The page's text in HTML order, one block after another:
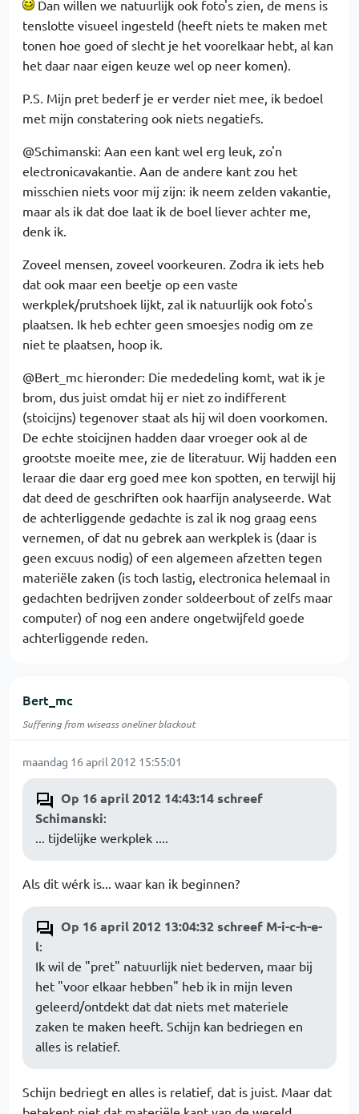
Dan willen we natuurlijk ook foto's zien, de mens is
tenslotte visueel ingesteld (heeft niets te maken met
tonen hoe goed of slecht je het voorelkaar hebt, al kan
het daar naar eigen keuze wel op neer komen).
P.S. Mijn pret bederf je er verder niet mee, ik bedoel
met mijn constatering ook niets negatiefs.
@Schimanski: Aan een kant wel erg leuk, zo'n
electronicavakantie. Aan de andere kant zou het
misschien niets voor mij zijn: ik neem zelden vakantie,
maar als ik dat doe laat ik de boel liever achter me,
denk ik.
Zoveel mensen, zoveel voorkeuren. Zodra ik iets heb
dat ook maar een beetje op een vaste
werkplek/prutshoek lijkt, zal ik natuurlijk ook foto's
plaatsen. Ik heb echter geen smoesjes nodig om ze
niet te plaatsen, hoop ik.
@Bert_mc hieronder: Die mededeling komt, wat ik je
brom, dus juist omdat hij er niet zo indifferent
(stoicijns) tegenover staat als hij wil doen voorkomen.
De echte stoicijnen hadden daar vroeger ook al de
grootste moeite mee, zie de literatuur. Wij hadden een
leraar die daar erg goed mee kon spotten, en terwijl hij
dat deed de geschriften ook haarfijn analyseerde. Wat
de achterliggende gedachte is zal ik nog graag eens
vernemen, of dat nu gebrek aan werkplek is (daar is
geen excuus nodig) of een algemeen afzetten tegen
materiële zaken (is toch lastig, electronica helemaal in
gedachten bedrijven zonder soldeerbout of zelfs maar
computer) of nog een andere ongetwijfeld goede
achterliggende reden.
Bert_mc
Suffering from wiseass oneliner blackout
maandag 16 april 2012 15:55:01
Op 16 april 2012 14:43:14 schreef
Schimanski:
... tijdelijke werkplek ....
Als dit wérk is... waar kan ik beginnen?
Op 16 april 2012 13:04:32 schreef M-i-c-h-e-
l:
Ik wil de "pret" natuurlijk niet bederven, maar bij
het "voor elkaar hebben" heb ik in mijn leven
geleerd/ontdekt dat dat niets met materiele
zaken te maken heeft. Schijn kan bedriegen en
alles is relatief.
Schijn bedriegt en alles is relatief, dat is juist. Maar dat